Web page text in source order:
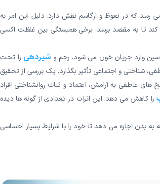
که در نعوظ و ارگاسم نقش دارد. دلیل این امر به
تا به مقصد برسد. برخی همبستگی بین غلظت اکسی
وارد جریان خون می شود، رحم و شیردهی را تحت
شناختی و اجتماعی تأثیر بگذارد. یک بررسی از تحقیق
عاطفی به آرامش، اعتماد و ثبات روانشناختی افراد
را کاهش می دهد. این اثرات در تعدادی از گونه ها دیده
اجازه می دهد تا خود را با شرایط بسیار احساسی